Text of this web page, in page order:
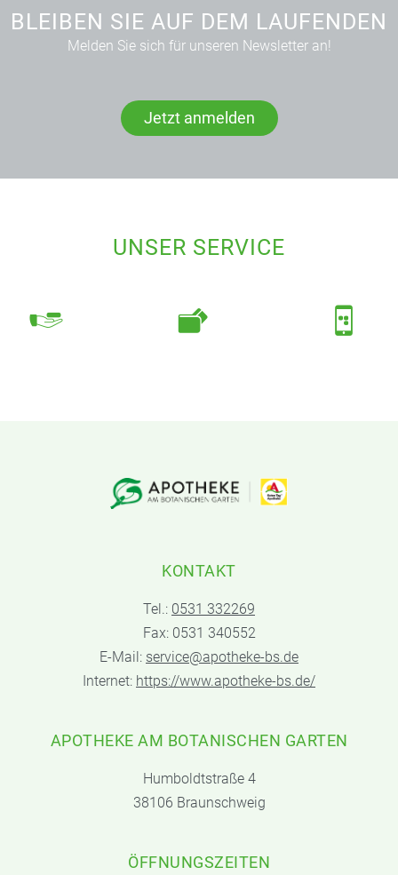
BLEIBEN SIE AUF DEM LAUFENDEN
Melden Sie sich für unseren Newsletter an!
Jetzt anmelden
UNSER SERVICE
KONTAKT
Tel.: 0531 332269
Fax: 0531 340552
E-Mail: service@apotheke-bs.de
Internet: https://www.apotheke-bs.de/
APOTHEKE AM BOTANISCHEN GARTEN
Humboldtstraße 4
38106 Braunschweig
ÖFFNUNGSZEITEN